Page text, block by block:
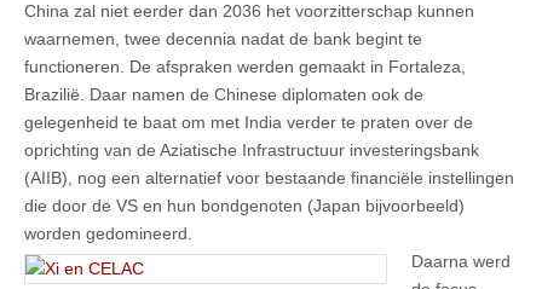
China zal niet eerder dan 2036 het voorzitterschap kunnen
waarnemen, twee decennia nadat de bank begint te
functioneren. De afspraken werden gemaakt in Fortaleza,
Brazilië. Daar namen de Chinese diplomaten ook de
gelegenheid te baat om met India verder te praten over de
oprichting van de Aziatische Infrastructuur investeringsbank
(AIIB), nog een alternatief voor bestaande financiële instellingen
die door de VS en hun bondgenoten (Japan bijvoorbeeld)
worden gedomineerd.
Daarna werd